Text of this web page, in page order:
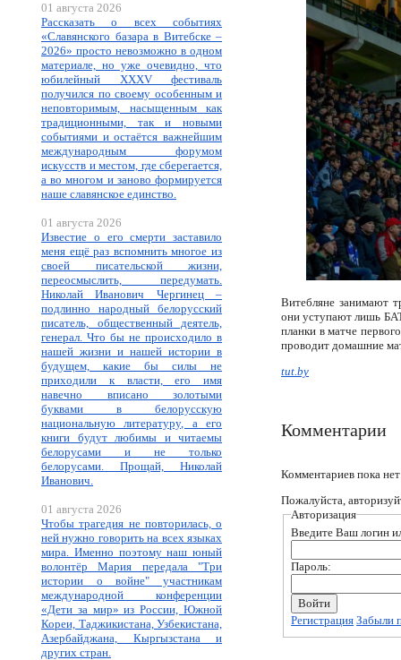
01 августа 2026
Рассказать о всех событиях
«Славянского базара в Витебске –
2026» просто невозможно в одном
материале, но уже очевидно, что
юбилейный XXXV фестиваль
получился по своему особенным и
неповторимым, насыщенным как
традиционными, так и новыми
событиями и остаётся важнейшим
международным форумом
искусств и местом, где сберегается,
а во многом и заново формируется
наше славянское единство.
01 августа 2026
Известие о его смерти заставило
меня ещё раз вспомнить многое из
своей писательской жизни,
переосмыслить, передумать.
Николай Иванович Чергинец –
подлинно народный белорусский
писатель, общественный деятель,
генерал. Что бы не происходило в
нашей жизни и нашей истории в
будущем, какие бы силы не
приходили к власти, его имя
навечно вписано золотыми
буквами в белорусскую
национальную литературу, а его
книги будут любимы и читаемы
белорусами и не только
белорусами. Прощай, Николай
Иванович.
01 августа 2026
Чтобы трагедия не повторилась, о
ней нужно говорить на всех языках
мира. Именно поэтому наш юный
волонтёр Мария передала "Три
истории о войне" участникам
международной конференции
«Дети за мир» из России, Южной
Кореи, Таджикистана, Узбекистана,
Азербайджана, Кыргызстана и
других стран.
Витебляне занимают
они уступают лишь
планки в матче
проводит домашние
tut.by
Комментарии
Комментариев пока нет
Пожалуйста,
Авторизация
Введите Ваш логин
Пароль:
Регистрация Забыли